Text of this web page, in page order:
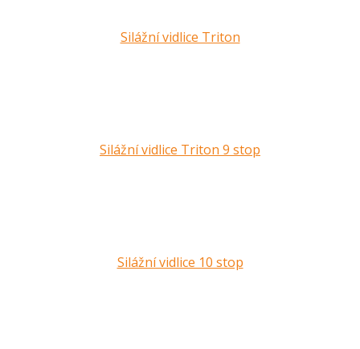
Silážní vidlice Triton
Silážní vidlice Triton 9 stop
Silážní vidlice 10 stop